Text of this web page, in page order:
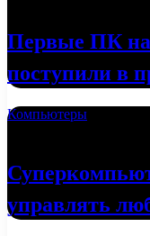
Первые ПК
поступили в
Компьютеры
управлять